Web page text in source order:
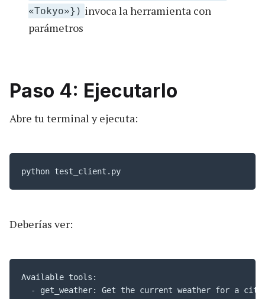
«Tokyo»}) invoca la herramienta con
parámetros
Paso 4: Ejecutarlo
Abre tu terminal y ejecuta:
python test_client.py
Deberías ver:
Available tools:
- get_weather: Get the current weather for a